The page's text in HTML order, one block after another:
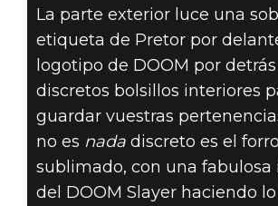
SLAYER
La parte exterior luce una
etiqueta de Pretor por
logotipo de DOOM por
discretos bolsillos interiores
guardar vuestras
no es nadadiscreto es el
sublimado, con una fabulosa
del DOOM Slayer haciendo